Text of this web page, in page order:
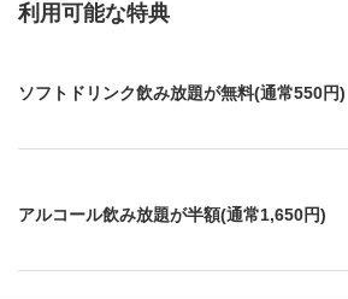
利用可能な特典
ソフトドリンク飲み放題が無料(通常550円)
アルコール飲み放題が半額(通常1,650円)